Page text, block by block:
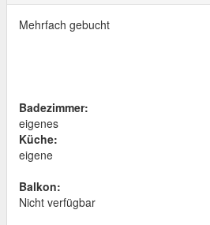
Mehrfach gebucht
Badezimmer:
eigenes
Küche:
eigene
Balkon:
Nicht verfügbar